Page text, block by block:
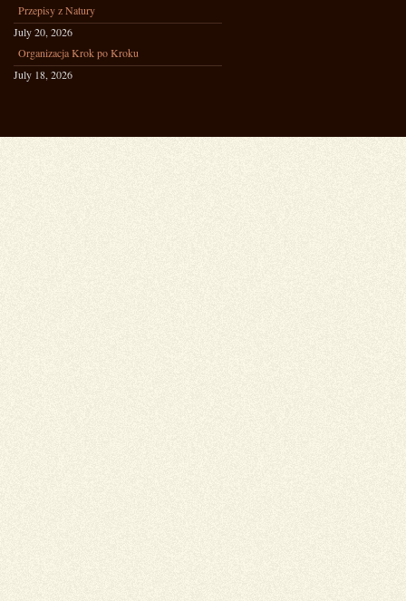
Przepisy z Natury
July 20, 2026
Organizacja Krok po Kroku
July 18, 2026